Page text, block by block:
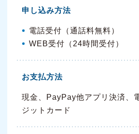
申し込み方法
電話受付（通話料無料）
WEB受付（24時間受付）
お支払方法
現金、PayPay他アプリ決済、
ジットカード